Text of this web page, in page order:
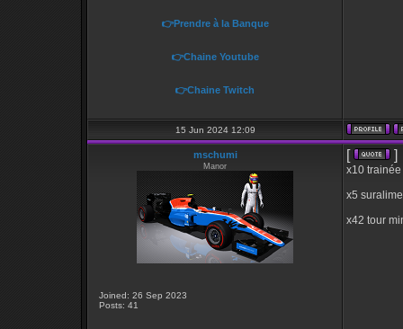
👉Prendre à la Banque
👉Chaine Youtube
👉Chaine Twitch
15 Jun 2024 12:09
mschumi
Manor
Joined: 26 Sep 2023
Posts: 41
[ ]
x10
x5
x42 tour